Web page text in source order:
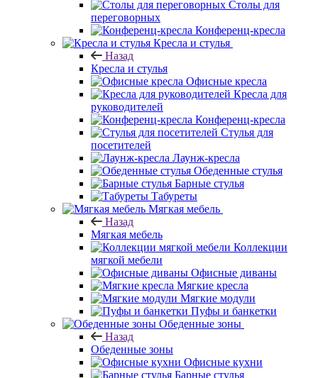
Столы для
переговорных
Конференц-кресла
Кресла и стулья
Назад
Кресла и стулья
Офисные кресла
Кресла для
руководителей
Конференц-кресла
Стулья для
посетителей
Лаунж-кресла
Обеденные стулья
Барные стулья
Табуреты
Мягкая мебель
Назад
Мягкая мебель
Коллекции
мягкой мебели
Офисные диваны
Мягкие кресла
Мягкие модули
Пуфы и банкетки
Обеденные зоны
Назад
Обеденные зоны
Офисные кухни
Барные стулья